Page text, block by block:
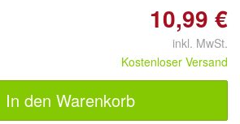
10,99 €
inkl. MwSt.
Kostenloser Versand
In den Warenkorb